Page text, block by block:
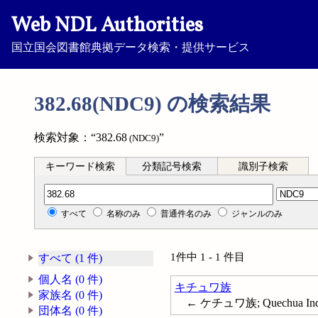
Web NDL Authorities
国立国会図書館典拠データ検索・提供サービス
382.68(NDC9) の検索結果
検索対象：“382.68 (NDC9)”
キーワード検索 分類記号検索 識別子検索
分類記号検索
すべて 名称のみ 普通件名のみ ジャンルのみ
すべて (1 件)
個人名 (0 件)
家族名 (0 件)
団体名 (0 件)
1件中 1 - 1 件目
キチュワ族
← ケチュワ族; Quechua